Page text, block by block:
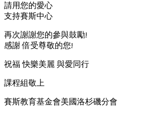
請用您的愛心
支持賽斯中心
再次謝謝您的參與鼓勵!
感謝 倍受尊敬的您!
祝福 快樂美麗 與愛同行
課程組敬上
賽斯教育基金會美國洛杉磯分會